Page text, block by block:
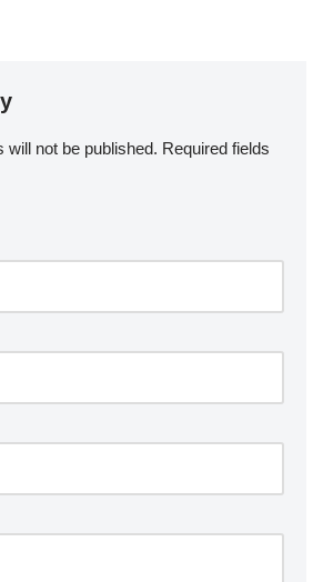
will not be published. Required fields